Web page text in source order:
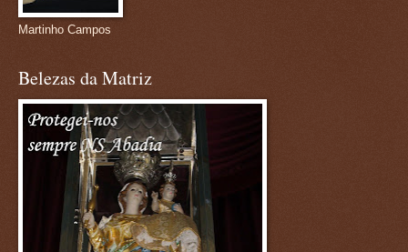
Martinho Campos
Belezas da Matriz